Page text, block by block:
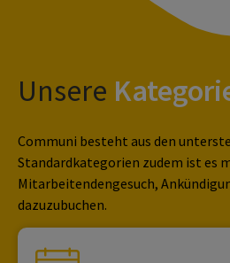
Unsere
Communi besteht aus den
Standardkategorien zudem ist es
Mitarbeitendengesuch,
dazuzubuchen.